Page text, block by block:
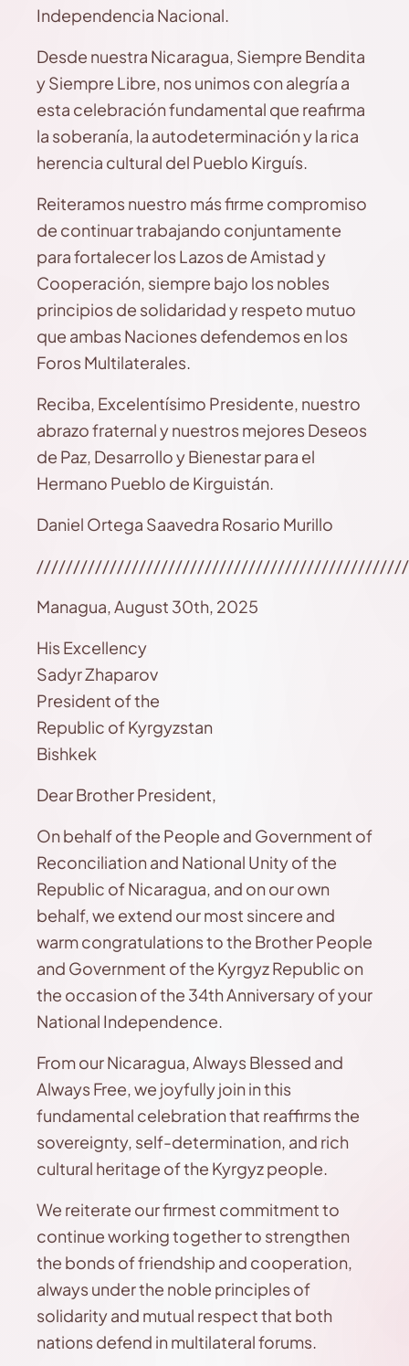
Independencia Nacional.
Desde nuestra Nicaragua, Siempre Bendita
y Siempre Libre, nos unimos con alegría a
esta celebración fundamental que reafirma
la soberanía, la autodeterminación y la rica
herencia cultural del Pueblo Kirguís.
Reiteramos nuestro más firme compromiso
de continuar trabajando conjuntamente
para fortalecer los Lazos de Amistad y
Cooperación, siempre bajo los nobles
principios de solidaridad y respeto mutuo
que ambas Naciones defendemos en los
Foros Multilaterales.
Reciba, Excelentísimo Presidente, nuestro
abrazo fraternal y nuestros mejores Deseos
de Paz, Desarrollo y Bienestar para el
Hermano Pueblo de Kirguistán.
Daniel Ortega Saavedra Rosario Murillo
Managua, August 30th, 2025
His Excellency
Sadyr Zhaparov
President of the
Republic of Kyrgyzstan
Bishkek
Dear Brother President,
On behalf of the People and Government of
Reconciliation and National Unity of the
Republic of Nicaragua, and on our own
behalf, we extend our most sincere and
warm congratulations to the Brother People
and Government of the Kyrgyz Republic on
the occasion of the 34th Anniversary of your
National Independence.
From our Nicaragua, Always Blessed and
Always Free, we joyfully join in this
fundamental celebration that reaffirms the
sovereignty, self-determination, and rich
cultural heritage of the Kyrgyz people.
We reiterate our firmest commitment to
continue working together to strengthen
the bonds of friendship and cooperation,
always under the noble principles of
solidarity and mutual respect that both
nations defend in multilateral forums.